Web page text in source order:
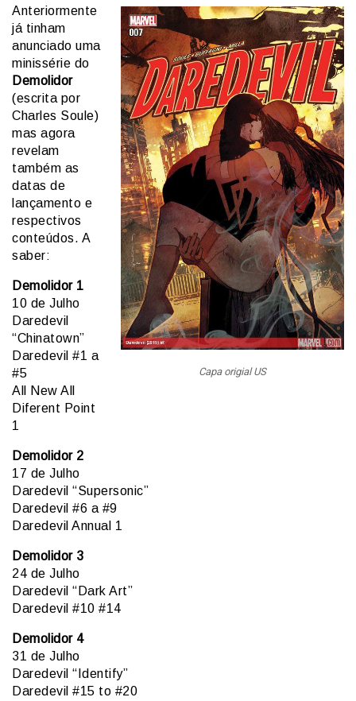
Capa origial US
Anteriormente
já tinham
anunciado uma
minissérie do
Demolidor
(escrita por
Charles Soule)
mas agora
revelam
também as
datas de
lançamento e
respectivos
conteúdos. A
saber:
Demolidor 1
10 de Julho
Daredevil
“Chinatown”
Daredevil #1 a
#5
All New All
Diferent Point
1
Demolidor 2
17 de Julho
Daredevil “Supersonic”
Daredevil #6 a #9
Daredevil Annual 1
Demolidor 3
24 de Julho
Daredevil “Dark Art”
Daredevil #10 #14
Demolidor 4
31 de Julho
Daredevil “Identify”
Daredevil #15 to #20